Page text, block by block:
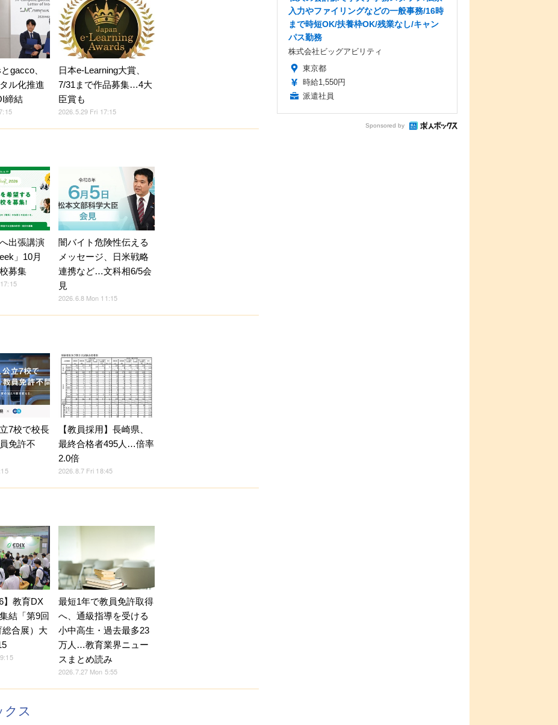
gacco、
ル化推進
締結
日本e-Learning大賞、
7/31まで作品募集…4大
臣賞も
2026.5.29 Fri 17:15
出張講演
」10月
募集
闇バイト危険性伝える
メッセージ、日米戦略
連携など…文科相6/5会
見
2026.6.8 Mon 11:15
7校で校長
免許不
【教員採用】長崎県、
最終合格者495人…倍率
2.0倍
2026.8.7 Fri 18:45
】教育DX
結「第9回
総合展）大
最短1年で教員免許取得
へ、通級指導を受ける
小中高生・過去最多23
万人…教育業界ニュー
スまとめ読み
2026.7.27 Mon 5:55
クス
入力やファイリングなどの一般事務/16時
まで時短OK/扶養枠OK/残業なし/キャン
パス勤務
株式会社ビッグアビリティ
東京都
時給1,550円
派遣社員
Sponsored by